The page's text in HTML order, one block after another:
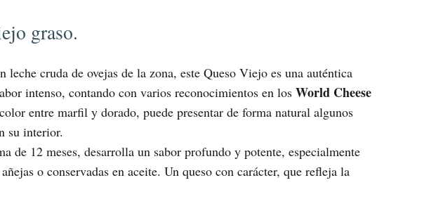
graso.
leche cruda de ovejas de la zona, este Queso Viejo es una auténtica
intenso, contando con varios reconocimientos en los World Cheese
entre marfil y dorado, puede presentar de forma natural algunos
su interior.
de 12 meses, desarrolla un sabor profundo y potente, especialmente
o conservadas en aceite. Un queso con carácter, que refleja la